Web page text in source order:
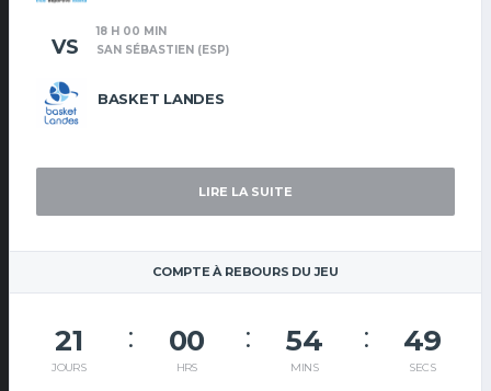
BASKET LANDES
VS
18 H 00 MIN
SAN SÉBASTIEN (ESP)
LIRE LA SUITE
COMPTE À REBOURS DU JEU
21
JOURS
00
HRS
54
MINS
48
SECS